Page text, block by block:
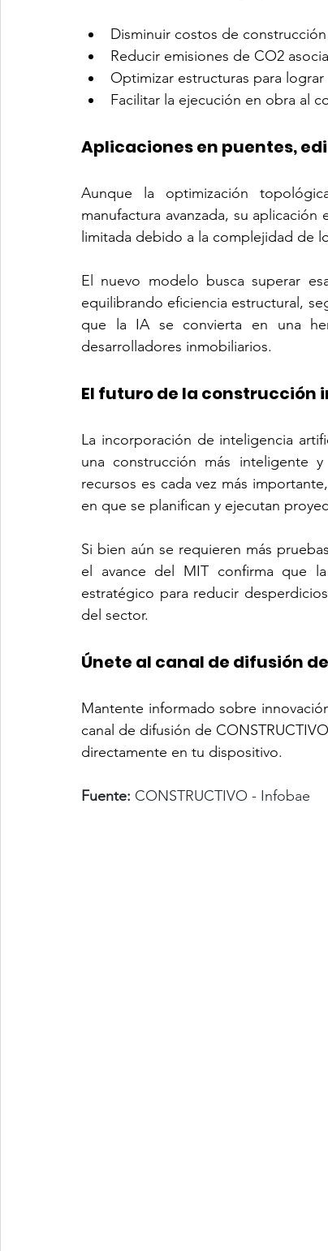
Disminuir costos de
Reducir emisiones de CO2
Optimizar estructuras para
Facilitar la ejecución en obra al
Aplicaciones en puentes,
Aunque la optimización
manufactura avanzada, su
limitada debido a la complejidad de
El nuevo modelo busca superar
equilibrando eficiencia estructural,
que la IA se convierta en una
desarrolladores inmobiliarios.
El futuro de la construcción
La incorporación de inteligencia
una construcción más inteligente
recursos es cada vez más
en que se planifican y ejecutan
Si bien aún se requieren más
el avance del MIT confirma que
estratégico para reducir
del sector.
Únete al canal de difusión de
Mantente informado sobre
canal de difusión de
directamente en tu dispositivo.
Fuente: CONSTRUCTIVO - Infobae